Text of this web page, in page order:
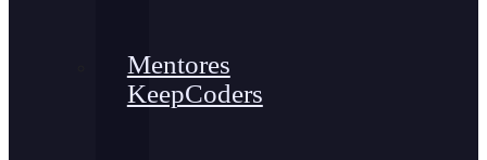
Mentores
KeepCoders